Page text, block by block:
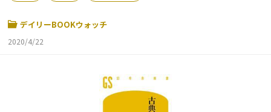
デイリーBOOKウォッチ
2020/4/22